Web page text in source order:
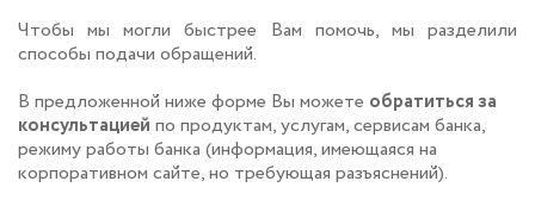
Чтобы мы могли быстрее Вам помочь, мы разделили
способы подачи обращений.
В предложенной ниже форме Вы можете обратиться за
консультацией по продуктам, услугам, сервисам банка,
режиму работы банка (информация, имеющаяся на
корпоративном сайте, но требующая разъяснений).